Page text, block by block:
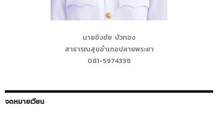
นายชิงชัย บัวทอง
สาธารณสุขอำเภอปลายพระยา
081-5974338
จดหมายเวียน